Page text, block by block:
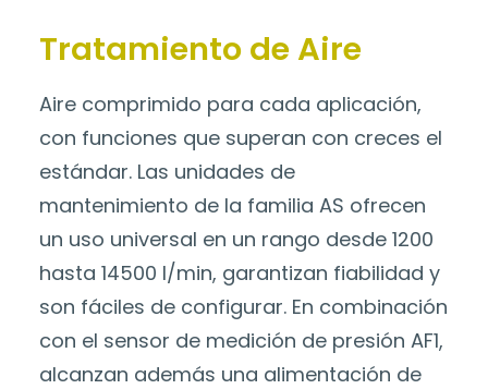
Tratamiento de Aire
Aire comprimido para cada aplicación,
con funciones que superan con creces el
estándar. Las unidades de
mantenimiento de la familia AS ofrecen
un uso universal en un rango desde 1200
hasta 14500 l/min, garantizan fiabilidad y
son fáciles de configurar. En combinación
con el sensor de medición de presión AF1,
alcanzan además una alimentación de